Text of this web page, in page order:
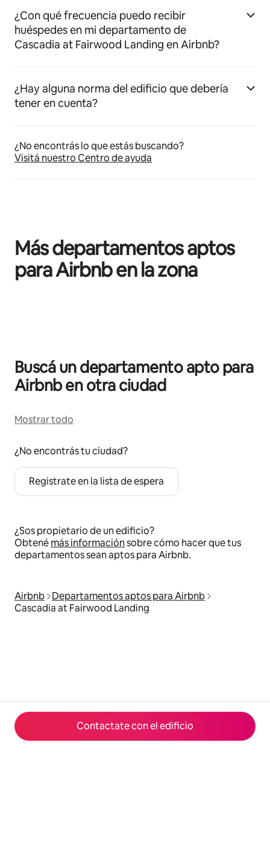
Contactate con el edificio
¿Con qué frecuencia puedo recibir
huéspedes en mi departamento de
Cascadia at Fairwood Landing en Airbnb?
¿Hay alguna norma del edificio que debería
tener en cuenta?
¿No encontrás lo que estás buscando?
Visitá nuestro Centro de ayuda
Más departamentos aptos
para Airbnb en la zona
Buscá un departamento apto para
Airbnb en otra ciudad
Mostrar todo
¿No encontrás tu ciudad?
Registrate en la lista de espera
¿Sos propietario de un edificio?
Obtenémás informaciónsobre cómo hacer que tus
departamentos sean aptos para Airbnb.
Airbnb
Departamentos aptos para Airbnb
Cascadia at Fairwood Landing